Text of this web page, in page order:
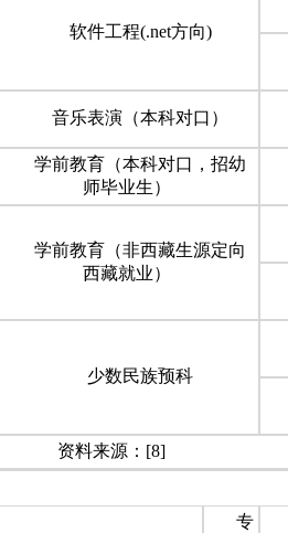
软件工程(.net方向)
音乐表演（本科对口）
学前教育（本科对口，招幼
师毕业生）
学前教育（非西藏生源定向
西藏就业）
少数民族预科
资料来源：[8]
专